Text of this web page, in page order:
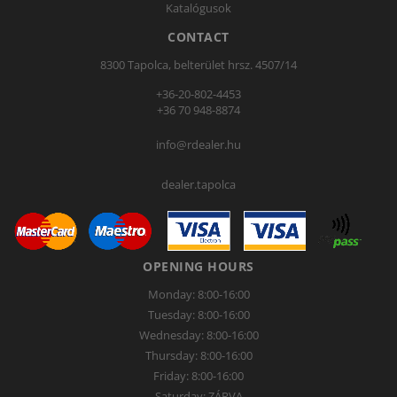
Katalógusok
CONTACT
8300 Tapolca, belterület hrsz. 4507/14
+36-20-802-4453
+36 70 948-8874
info@rdealer.hu
dealer.tapolca
OPENING HOURS
Monday: 8:00-16:00
Tuesday: 8:00-16:00
Wednesday: 8:00-16:00
Thursday: 8:00-16:00
Friday: 8:00-16:00